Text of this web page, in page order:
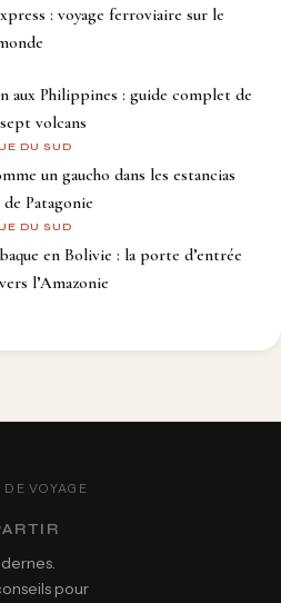
: voyage ferroviaire sur le
aux Philippines : guide complet de
volcans
DU SUD
un gaucho dans les estancias
de Patagonie
DU SUD
en Bolivie : la porte d’entrée
l’Amazonie
VOYAGE
pour